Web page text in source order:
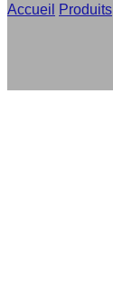
Accueil Produits